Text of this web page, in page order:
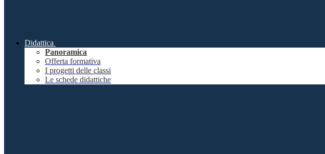
Didattica
Panoramica
Offerta formativa
I progetti delle classi
Le schede didattiche